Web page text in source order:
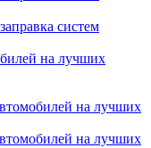
систем
на лучших
на лучших
на лучших